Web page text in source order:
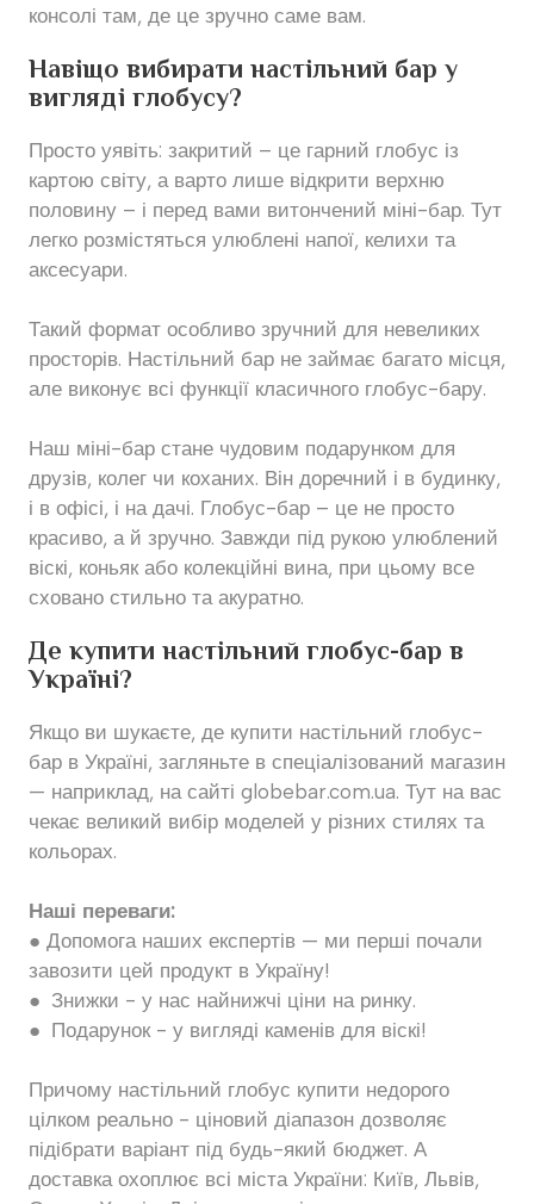
консолі там, де це зручно саме вам.
Навіщо вибирати настільний бар у
вигляді глобусу?
Просто уявіть: закритий – це гарний глобус із
картою світу, а варто лише відкрити верхню
половину – і перед вами витончений міні-бар. Тут
легко розмістяться улюблені напої, келихи та
аксесуари.
Такий формат особливо зручний для невеликих
просторів. Настільний бар не займає багато місця,
але виконує всі функції класичного глобус-бару.
Наш міні-бар стане чудовим подарунком для
друзів, колег чи коханих. Він доречний і в будинку,
і в офісі, і на дачі. Глобус-бар – це не просто
красиво, а й зручно. Завжди під рукою улюблений
віскі, коньяк або колекційні вина, при цьому все
сховано стильно та акуратно.
Де купити настільний глобус-бар в
Україні?
Якщо ви шукаєте, де купити настільний глобус-
бар в Україні, загляньте в спеціалізований магазин
— наприклад, на сайті globebar.com.ua. Тут на вас
чекає великий вибір моделей у різних стилях та
кольорах.
Наші переваги:
● Допомога наших експертів — ми перші почали
завозити цей продукт в Україну!
● Знижки - у нас найнижчі ціни на ринку.
● Подарунок - у вигляді каменів для віскі!
Причому настільний глобус купити недорого
цілком реально - ціновий діапазон дозволяє
підібрати варіант під будь-який бюджет. А
доставка охоплює всі міста України: Київ, Львів,